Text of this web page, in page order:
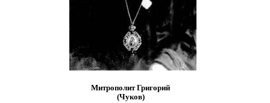
Митрополит Григорий
(Чуков)